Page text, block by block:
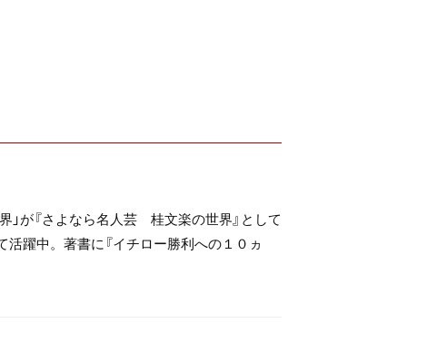
が『さよなら名人芸 桂文楽の世界』として
活躍中。著書に『イチロー勝利への１０ヵ